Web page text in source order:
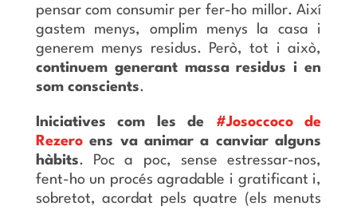
pensar com consumir per fer-ho millor. Així
gastem menys, omplim menys la casa i
generem menys residus. Però, tot i això,
continuem generant massa residus i en
som conscients.
Iniciatives com les de #Josoccoco de
Rezeroens va animar a canviar alguns
hàbits. Poc a poc, sense estressar-nos,
fent-ho un procés agradable i gratificant i,
sobretot, acordat pels quatre (els menuts